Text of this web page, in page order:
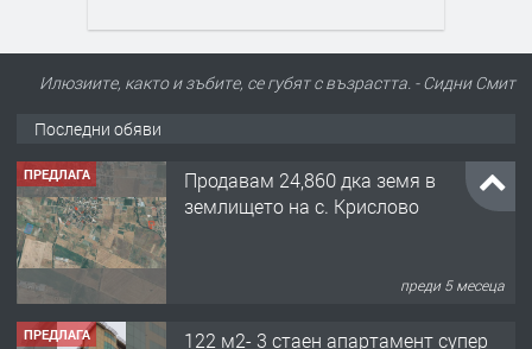
Илюзиите, както и зъбите, се губят с възрастта. - Сидни Смит
Последни обяви
ПРЕДЛАГА
Продавам 24,860 дка земя в
землището на с. Крислово
преди 5 месеца
ПРЕДЛАГА
122 м2- 3 стаен апартамент супер